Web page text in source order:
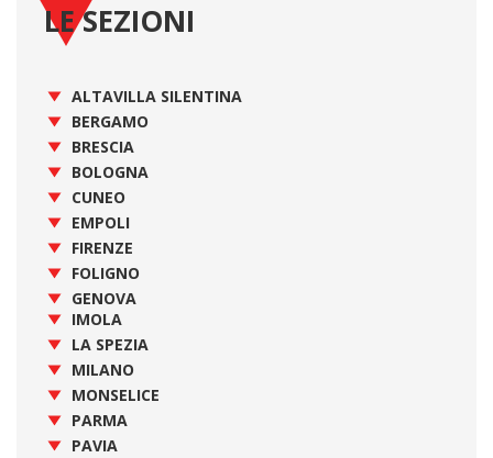
LE SEZIONI
ALTAVILLA SILENTINA
BERGAMO
BRESCIA
BOLOGNA
CUNEO
EMPOLI
FIRENZE
FOLIGNO
GENOVA
IMOLA
LA SPEZIA
MILANO
MONSELICE
PARMA
PAVIA